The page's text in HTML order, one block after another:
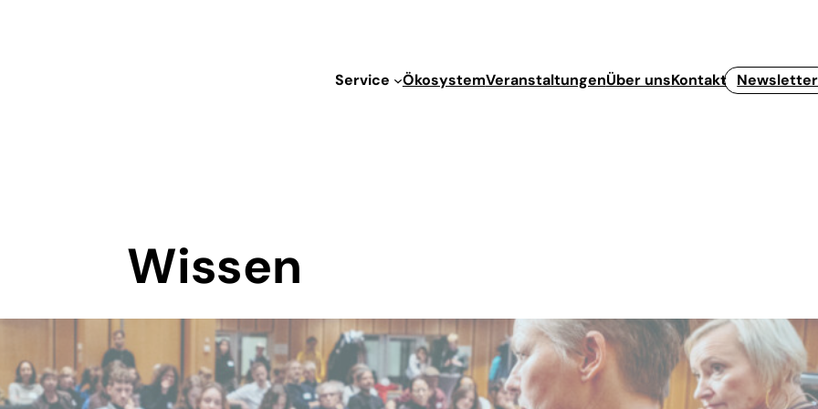
Service ÖkosystemVeranstaltungenÜber unsKontakt Newsletter
Wissen